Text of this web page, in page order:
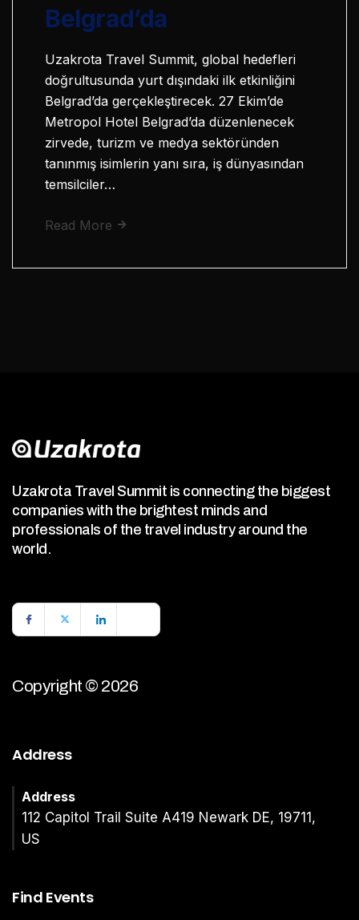
Belgrad’da
Uzakrota Travel Summit, global hedefleri
doğrultusunda yurt dışındaki ilk etkinliğini
Belgrad’da gerçekleştirecek. 27 Ekim’de
Metropol Hotel Belgrad’da düzenlenecek
zirvede, turizm ve medya sektöründen
tanınmış isimlerin yanı sıra, iş dünyasından
temsilciler…
Read More
Uzakrota Travel Summit is connecting the biggest
companies with the brightest minds and
professionals of the travel industry around the
world.
Copyright © 2026
Address
Address
112 Capitol Trail Suite A419 Newark DE, 19711,
US
Find Events